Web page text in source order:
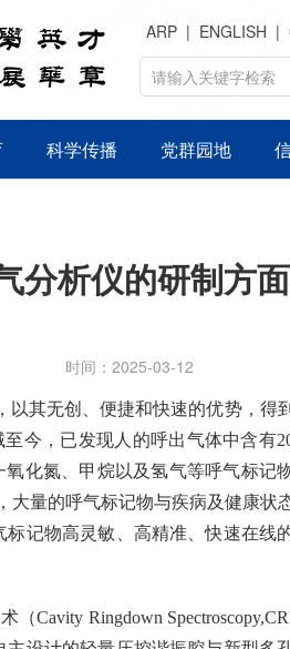
ARP ENGLISH
科学传播 党群园地
分析仪的研制方
时间：2025-03-12
以其无创、便捷和快速的优势，得
今，已发现人的呼出气体中含有
化氮、甲烷以及氢气等呼气标记
大量的呼气标记物与疾病及健康状
记物高灵敏、高精准、快速在线
Cavity Ringdown